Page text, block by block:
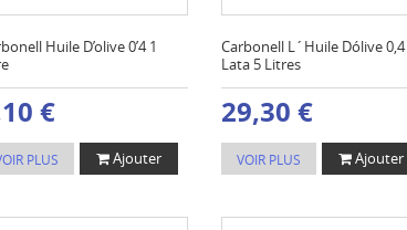
Huile D’olive 0’4 1
€
PLUS Ajouter
Carbonell L´Huile Dólive 0,4
Lata 5 Litres
29,30 €
VOIR PLUS Ajouter